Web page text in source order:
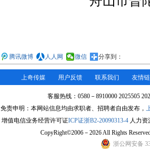
腾讯微博 人人网 微信 分享到：
上奇传媒 用户反馈 联系我们 友情
客服热线：0580－8910000 2025505
免责申明：本网站信息均由求职者、招聘者自由发布，
增值电信业务经营许可证ICP证浙B2-20090313-4 人力资
CopyRight©2006－2026 All Rights
浙公网安备